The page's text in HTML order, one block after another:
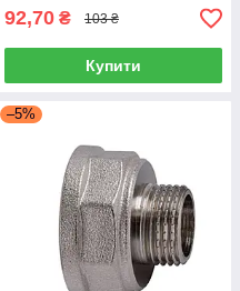
92,70 ₴ 103 ₴
Купити
–5%